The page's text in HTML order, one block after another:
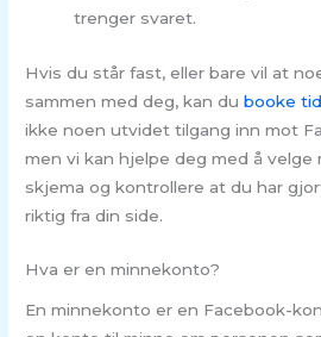
trenger svaret.
Hvis du står fast, eller bare vil at
sammen med deg, kan dubooke
ikke noen utvidet tilgang inn mot
men vi kan hjelpe deg med å velge
skjema og kontrollere at du har
riktig fra din side.
Hva er en minnekonto?
En minnekonto er en Facebook-